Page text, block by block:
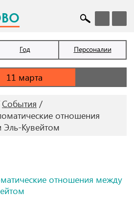
Год Персоналии
События
отношения
Кувейтом
отношения между